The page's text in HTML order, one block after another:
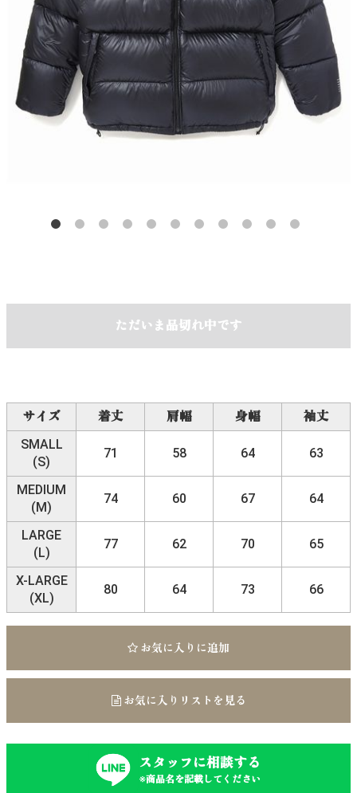
ただいま品切れ中です
サイズ 着丈 肩幅 身幅
袖丈
SMALL
(S)
71 58 64 63
MEDIUM
(M)
74 60 67 64
LARGE
(L)
77 62 70 65
X-LARGE
(XL)
80 64 73 66
お気に入りに追加
お気に入りリストを見る
スタッフに相談する
※商品名を記載してください